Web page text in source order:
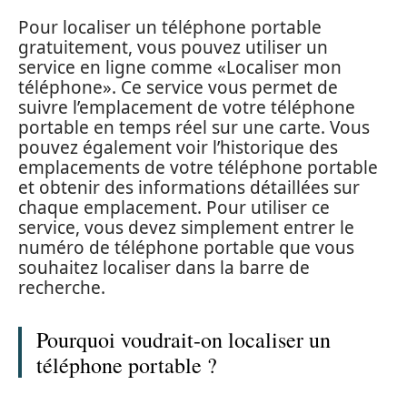
Pour localiser un téléphone portable
gratuitement, vous pouvez utiliser un
service en ligne comme «Localiser mon
téléphone». Ce service vous permet de
suivre l’emplacement de votre téléphone
portable en temps réel sur une carte. Vous
pouvez également voir l’historique des
emplacements de votre téléphone portable
et obtenir des informations détaillées sur
chaque emplacement. Pour utiliser ce
service, vous devez simplement entrer le
numéro de téléphone portable que vous
souhaitez localiser dans la barre de
recherche.
Pourquoi voudrait-on localiser un
téléphone portable ?